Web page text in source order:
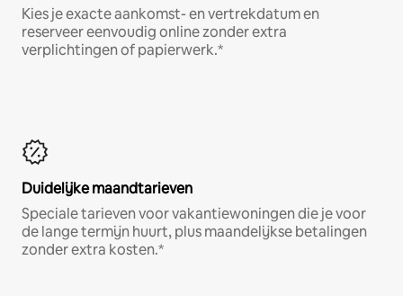
Kies je exacte aankomst- en vertrekdatum en
reserveer eenvoudig online zonder extra
verplichtingen of papierwerk.*
Duidelijke maandtarieven
Speciale tarieven voor vakantiewoningen die je voor
de lange termijn huurt, plus maandelijkse betalingen
zonder extra kosten.*